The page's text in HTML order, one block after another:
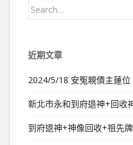
Search for:
近期文章
2024/5/18 安冤親債主蓮位
新北市永和到府退神+回收
到府退神+神像回收+祖先